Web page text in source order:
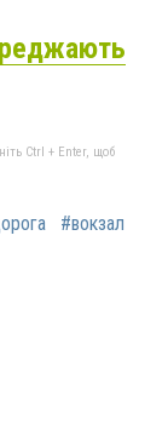
Ctrl + Enter, щоб
#вокзал